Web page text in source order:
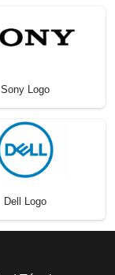
Sony Logo
Dell Logo